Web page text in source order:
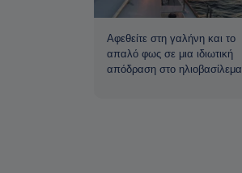
Αφεθείτε στη γαλήνη και το
απαλό φως σε μια ιδιωτική
απόδραση στο ηλιοβασίλεμα